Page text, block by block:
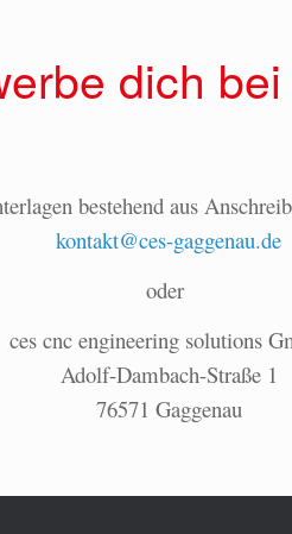
dich
bestehend aus
kontakt@ces-gaggenau.de
oder
ces cnc engineering solutions
Adolf-Dambach-Straße 1
76571 Gaggenau